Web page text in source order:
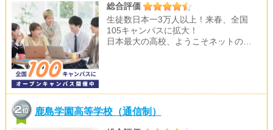
総合評価
生徒数日本一3万人以上！来春、全国
105キャンパスに拡大！
日本最大の高校、ようこそネットの…
鹿島学園高等学校（通信制）